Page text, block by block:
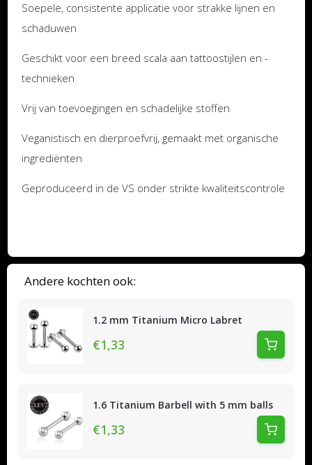
Andere kochten ook:
1.2 mm Titanium Micro Labret
€1,33
1.6 Titanium Barbell with 5 mm balls
€1,33
Soepele, consistente applicatie voor strakke lijnen en
schaduwen
Geschikt voor een breed scala aan tattoostijlen en -
technieken
Vrij van toevoegingen en schadelijke stoffen
Veganistisch en dierproefvrij, gemaakt met organische
ingrediënten
Geproduceerd in de VS onder strikte kwaliteitscontrole